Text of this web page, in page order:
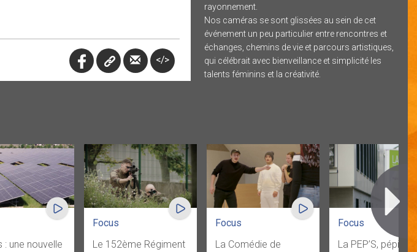
</>
rayonnement.
Nos caméras se sont glissées au sein de cet
événement un peu particulier entre rencontres et
échanges, chemins de vie et parcours artistiques,
qui célébrait avec bienveillance et simplicité les
talents féminins et la créativité.
: une nouvelle
Focus
Le 152ème Régiment
Focus
La Comédie de
Focus
La PEP’S,